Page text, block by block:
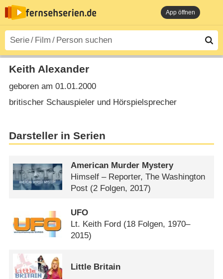
App öffnen
Keith Alexander
geboren am 01.01.2000
britischer Schauspieler und Hörspielsprecher
Darsteller in Serien
American Murder Mystery
Himself – Reporter, The Washington
Post (2 Folgen, 2017)
UFO
Lt. Keith Ford (18 Folgen, 1970–
2015)
Little Britain